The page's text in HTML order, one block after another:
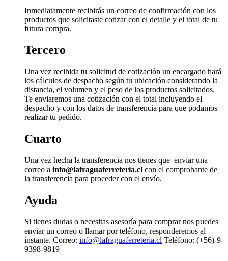
Inmediatamente recibirás un correo de confirmación con los
productos que solicitaste cotizar con el detalle y el total de tu
futura compra.
Tercero
Una vez recibida tu solicitud de cotización un encargado hará
los cálculos de despacho según tu ubicación considerando la
distancia, el volumen y el peso de los productos solicitados.
Te enviaremos una cotización con el total incluyendo el
despacho y con los datos de transferencia para que podamos
realizar tu pedido.
Cuarto
Una vez hecha la transferencia nos tienes que enviar una
correo a info@lafraguaferreteria.cl con el comprobante de
la transferencia para proceder con el envío.
Ayuda
Si tienes dudas o necesitas asesoría para comprar nos puedes
enviar un correo o llamar por teléfono, responderemos al
instante. Correo: info@lafraguaferreteria.cl Teléfono: (+56)-9-
9398-9819